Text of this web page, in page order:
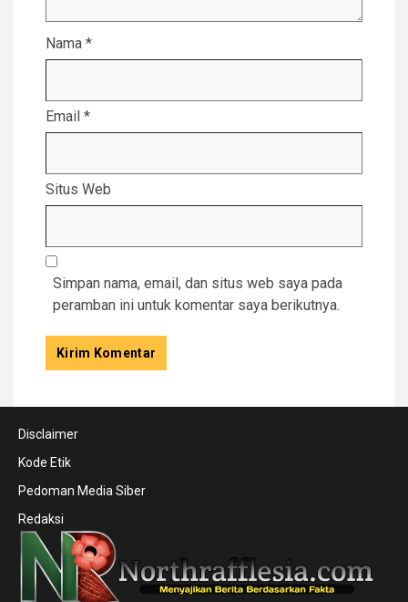
Nama *
Email *
Situs Web
Simpan nama, email, dan situs web saya pada
peramban ini untuk komentar saya berikutnya.
Disclaimer
Kode Etik
Pedoman Media Siber
Redaksi